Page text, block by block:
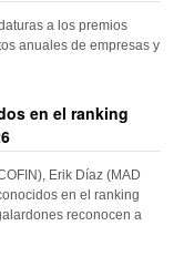
a los premios
anuales de empresas y
en el ranking
Erik Díaz (MAD
en el ranking
reconocen a